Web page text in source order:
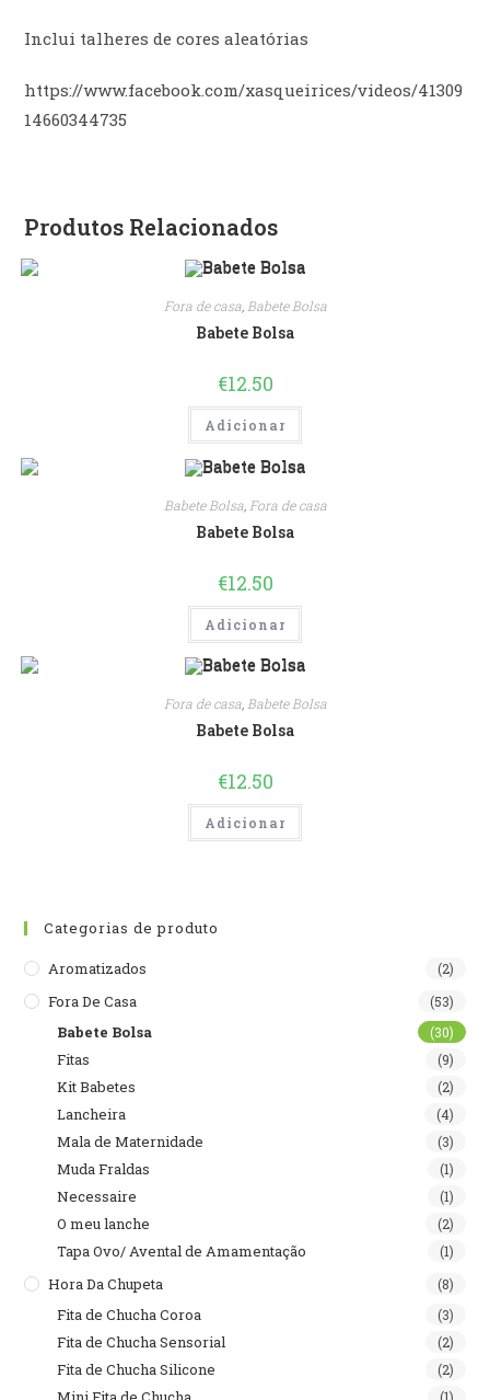
Inclui talheres de cores aleatórias
https://www.facebook.com/xasqueirices/videos/41309
14660344735
Produtos Relacionados
Fora de casa, Babete Bolsa
Babete Bolsa
€12.50
Adicionar
Babete Bolsa, Fora de casa
Babete Bolsa
€12.50
Adicionar
Fora de casa, Babete Bolsa
Babete Bolsa
€12.50
Adicionar
Categorias de produto
Aromatizados (2)
Fora De Casa (53)
Babete Bolsa (30)
Fitas (9)
Kit Babetes (2)
Lancheira (4)
Mala de Maternidade (3)
Muda Fraldas (1)
Necessaire (1)
O meu lanche (2)
Tapa Ovo/ Avental de Amamentação (1)
Hora Da Chupeta (8)
Fita de Chucha Coroa (3)
Fita de Chucha Sensorial (2)
Fita de Chucha Silicone (2)
(1)